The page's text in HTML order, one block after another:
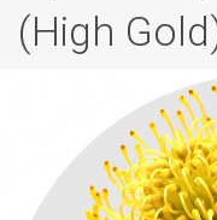
(High